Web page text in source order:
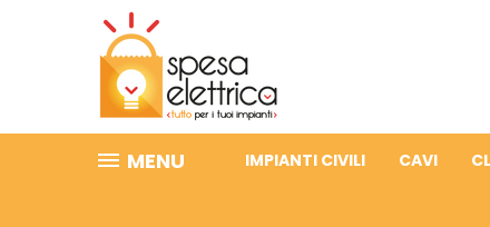
MENU IMPIANTI CIVILI CAVI